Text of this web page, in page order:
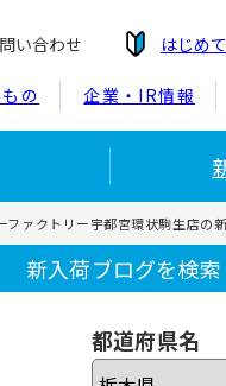
い合わせ はじめ
の 企業・IR情報
ファクトリー宇都宮環状駒生店の
新入荷ブログを検索
都道府県名